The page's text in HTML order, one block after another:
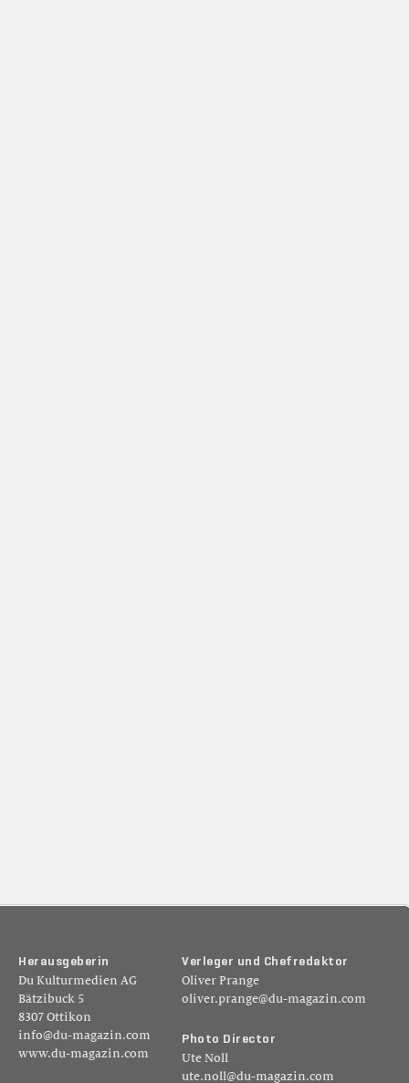
H er au sg eb er in
Du Kulturmedien AG
Bätzibuck 5
8307 Ottikon
info@du-magazin.com
www.du-magazin.com
Ver leger un d Ch ef reda kt or
Oliver Prange
oliver.prange@du-magazin.com
Pho to D ir ecto r
Ute Noll
ute.noll@du-magazin.com